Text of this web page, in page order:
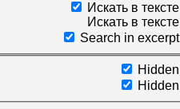
Искать в тексте
Искать в тексте
Search in excerpt
Hidden
Hidden